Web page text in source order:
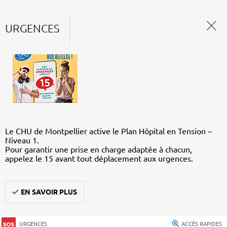
URGENCES
Le CHU de Montpellier active le Plan Hôpital en Tension –
Niveau 1.
Pour garantir une prise en charge adaptée à chacun,
appelez le 15 avant tout déplacement aux urgences.
EN SAVOIR PLUS
URGENCES ACCÈS RAPIDES